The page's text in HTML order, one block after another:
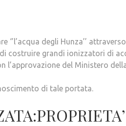
degli Hunza’’
costruire grandi ionizzatori di
del Ministero
di tale portata.